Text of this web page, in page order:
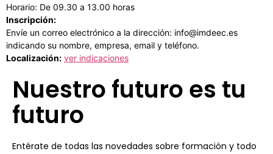
Horario: De 09.30 a 13.00 horas
Inscripción:
Envíe un correo electrónico a la dirección: info@imdeec.es
indicando su nombre, empresa, email y teléfono.
Localización: ver indicaciones
Nuestro futuro es tu
futuro
Entérate de todas las novedades sobre formación y todo